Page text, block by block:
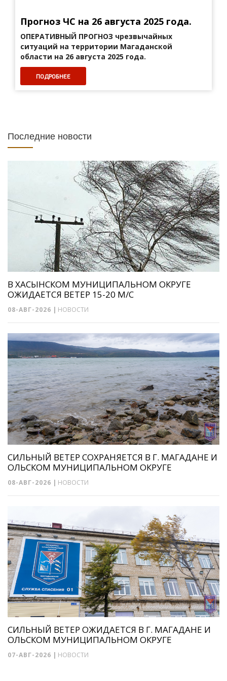
Прогноз ЧС на 26 августа 2025 года.
ОПЕРАТИВНЫЙ ПРОГНОЗ чрезвычайных
ситуаций на территории Магаданской
области на 26 августа 2025 года.
ПОДРОБНЕЕ
Последние новости
В ХАСЫНСКОМ МУНИЦИПАЛЬНОМ ОКРУГЕ
ОЖИДАЕТСЯ ВЕТЕР 15-20 М/С
08-АВГ-2026 | НОВОСТИ
СИЛЬНЫЙ ВЕТЕР СОХРАНЯЕТСЯ В Г. МАГАДАНЕ И
ОЛЬСКОМ МУНИЦИПАЛЬНОМ ОКРУГЕ
08-АВГ-2026 | НОВОСТИ
СИЛЬНЫЙ ВЕТЕР ОЖИДАЕТСЯ В Г. МАГАДАНЕ И
ОЛЬСКОМ МУНИЦИПАЛЬНОМ ОКРУГЕ
07-АВГ-2026 | НОВОСТИ